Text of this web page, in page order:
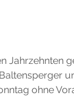
Jahrzehnten
ohne